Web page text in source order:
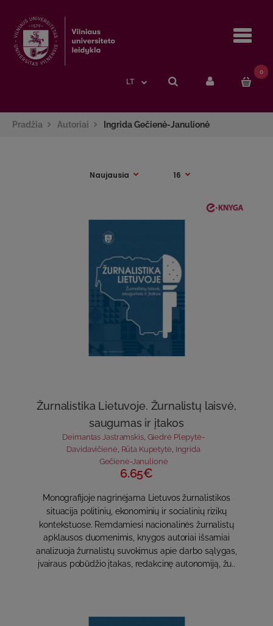
LT
0
Pradžia Autoriai Ingrida Gečienė-Janulionė
Žurnalistika Lietuvoje. Žurnalistų laisvė,
saugumas ir įtakos
Deimantas Jastramskis, Giedrė Plepytė-
Davidavičienė, Rūta Kupetytė, Ingrida
Gečienė-Janulionė
6.65€
Monografijoje nagrinėjama Lietuvos žurnalistikos
situacija politinių, ekonominių ir socialinių rizikų
kontekstuose. Remdamiesi nacionalinės žurnalistų
apklausos duomenimis, knygos autoriai išsamiai
analizuoja žurnalistų suvokimus apie darbo sąlygas,
įvairaus pobūdžio įtakas, redakcinę autonomiją, žu..